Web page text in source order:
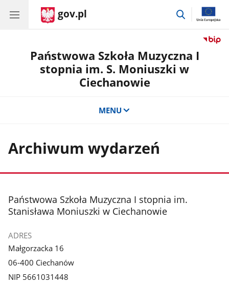
gov.pl
przejdź
Państwowa Szkoła Muzyczna I
stopnia im. S. Moniuszki w
Ciechanowie
MENU
Archiwum wydarzeń
stopka
Państwowa Szkoła Muzyczna I stopnia im.
Stanisława Moniuszki w Ciechanowie
ADRES
Małgorzacka 16
06-400 Ciechanów
NIP 5661031448